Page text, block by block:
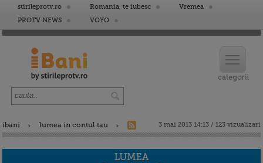
stirileprotv.ro Romania, te iubesc
Vremea
PROTV NEWS
VOYO
ibani lumea in contul tau 3 mai 2013 14:13 / 123 vizualizari